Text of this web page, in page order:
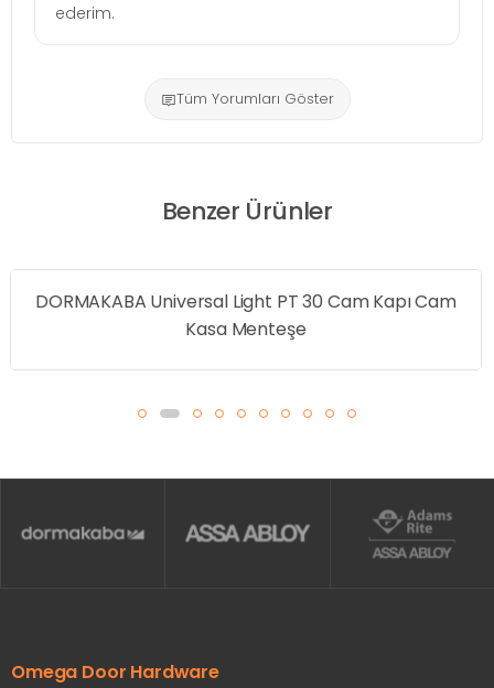
ederim.
Tüm Yorumları Göster
Benzer Ürünler
DORMAKABA Universal Light PT 30 Cam Kapı Cam
Kasa Menteşe
Omega Door Hardware